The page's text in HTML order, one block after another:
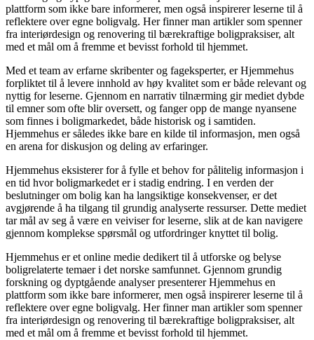
plattform som ikke bare informerer, men også inspirerer leserne til å
reflektere over egne boligvalg. Her finner man artikler som spenner
fra interiørdesign og renovering til bærekraftige boligpraksiser, alt
med et mål om å fremme et bevisst forhold til hjemmet.
Med et team av erfarne skribenter og fageksperter, er Hjemmehus
forpliktet til å levere innhold av høy kvalitet som er både relevant og
nyttig for leserne. Gjennom en narrativ tilnærming gir mediet dybde
til emner som ofte blir oversett, og fanger opp de mange nyansene
som finnes i boligmarkedet, både historisk og i samtiden.
Hjemmehus er således ikke bare en kilde til informasjon, men også
en arena for diskusjon og deling av erfaringer.
Hjemmehus eksisterer for å fylle et behov for pålitelig informasjon i
en tid hvor boligmarkedet er i stadig endring. I en verden der
beslutninger om bolig kan ha langsiktige konsekvenser, er det
avgjørende å ha tilgang til grundig analyserte ressurser. Dette mediet
tar mål av seg å være en veiviser for leserne, slik at de kan navigere
gjennom komplekse spørsmål og utfordringer knyttet til bolig.
Hjemmehus er et online medie dedikert til å utforske og belyse
boligrelaterte temaer i det norske samfunnet. Gjennom grundig
forskning og dyptgående analyser presenterer Hjemmehus en
plattform som ikke bare informerer, men også inspirerer leserne til å
reflektere over egne boligvalg. Her finner man artikler som spenner
fra interiørdesign og renovering til bærekraftige boligpraksiser, alt
med et mål om å fremme et bevisst forhold til hjemmet.